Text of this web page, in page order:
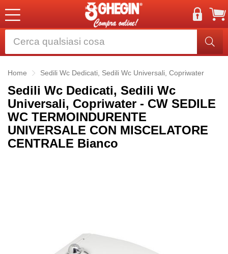
Home Sedili Wc Dedicati, Sedili Wc Universali, Copriwater
Sedili Wc Dedicati, Sedili Wc
Universali, Copriwater - CW SEDILE
WC TERMOINDURENTE
UNIVERSALE CON MISCELATORE
CENTRALE Bianco